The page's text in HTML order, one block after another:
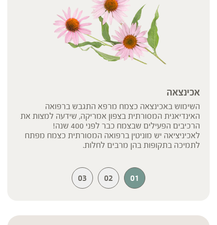
אכינצאה
השימוש באכינצאה כצמח מרפא התגבש ברפואה
האינדיאנית המסורתית בצפון אמריקה, שידעה למצות את
הרכיבים הפעילים שבצמח כבר לפני 400 שנה!
לאכיניציאה יש מוניטין ברפואה המסורתית כצמח מפתח
לתמיכה בתקופות בהן מרבים לחלות.
01
02
03